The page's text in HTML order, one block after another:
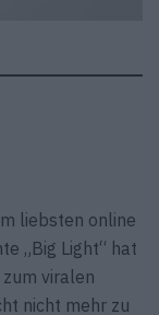
liebsten online
„Big Light“ hat
viralen
nicht mehr zu